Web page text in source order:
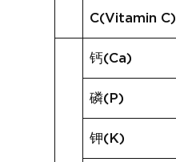
C(Vitamin C)
钙(Ca)
磷(P)
钾(K)